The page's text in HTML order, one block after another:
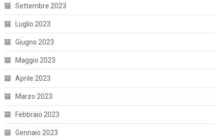
Settembre 2023
Luglio 2023
Giugno 2023
Maggio 2023
Aprile 2023
Marzo 2023
Febbraio 2023
Gennaio 2023